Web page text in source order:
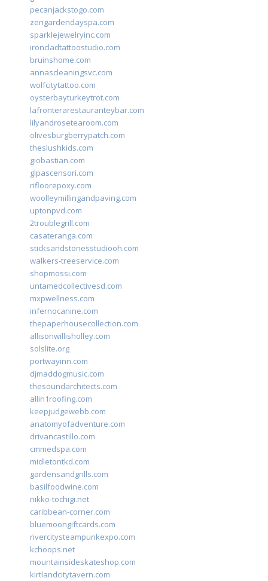
pecanjackstogo.com
zengardendayspa.com
sparklejewelryinc.com
ironcladtattoostudio.com
bruinshome.com
annascleaningsvc.com
wolfcitytattoo.com
oysterbayturkeytrot.com
lafronterarestauranteybar.com
lilyandrosetearoom.com
olivesburgberrypatch.com
theslushkids.com
giobastian.com
glpascensori.com
rifloorepoxy.com
woolleymillingandpaving.com
uptonpvd.com
2troublegrill.com
casateranga.com
sticksandstonesstudiooh.com
walkers-treeservice.com
shopmossi.com
untamedcollectivesd.com
mxpwellness.com
infernocanine.com
thepaperhousecollection.com
allisonwillisholley.com
solslite.org
portwayinn.com
djmaddogmusic.com
thesoundarchitects.com
allin1roofing.com
keepjudgewebb.com
anatomyofadventure.com
drivancastillo.com
cmmedspa.com
midletontkd.com
gardensandgrills.com
basilfoodwine.com
nikko-tochigi.net
caribbean-corner.com
bluemoongiftcards.com
rivercitysteampunkexpo.com
kchoops.net
mountainsideskateshop.com
kirtlandcitytavern.com